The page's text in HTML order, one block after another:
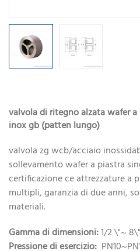
valvola di ritegno alzata wafer
inox gb (patten lungo)
valvola zg wcb/acciaio
sollevamento wafer a piastra
certificazione ce attrezzature a
multipli, garanzia di due anni,
materiali.
Gamma di dimensioni:1/2 \"~
Pressione di esercizio: